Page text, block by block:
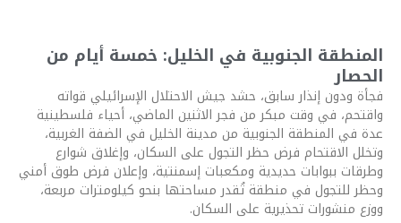
المنطقة الجنوبية في الخليل: خمسة أيام من
الحصار
فجأة ودون إنذار سابق، حشد جيش الاحتلال الإسرائيلي قواته
واقتحم، في وقت مبكر من فجر الاثنين الماضي، أحياء فلسطينية
عدة في المنطقة الجنوبية من مدينة الخليل في الضفة الغربية،
وتخلل الاقتحام فرض حظر التجول على السكان، وإغلاق شوارع
وطرقات ببوابات حديدية ومكعبات إسمنتية، وإعلان فرض طوق أمني
وحظر للتجول في منطقة تُقدر مساحتها بنحو كيلومترات مربعة،
ووزع منشورات تحذيرية على السكان.